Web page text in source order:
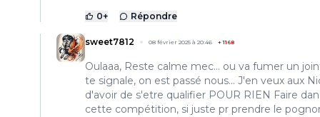
0+ Répondre
sweet7812 08 février 2025 à 20:46 +1168
Oulaaa, Reste calme mec... ou va fumer un
te signale, on est passé nous... J'en veux aux
d'avoir de s'etre qualifier POUR RIEN Faire
cette compétition, si juste pr prendre le